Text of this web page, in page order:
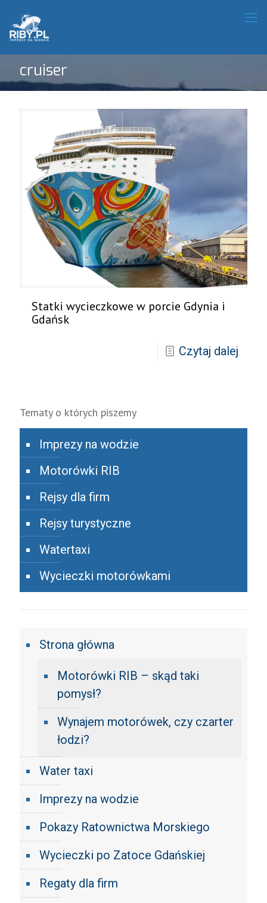
cruiser
Statki wycieczkowe w porcie Gdynia i
Gdańsk
Czytaj dalej
Tematy o których piszemy
Imprezy na wodzie
Motorówki RIB
Rejsy dla firm
Rejsy turystyczne
Watertaxi
Wycieczki motorówkami
Strona główna
Motorówki RIB – skąd taki
pomysł?
Wynajem motorówek, czy czarter
łodzi?
Water taxi
Imprezy na wodzie
Pokazy Ratownictwa Morskiego
Wycieczki po Zatoce Gdańskiej
Regaty dla firm